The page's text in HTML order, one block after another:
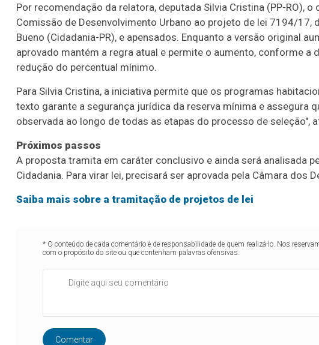
Por recomendação da relatora, deputada Silvia Cristina (PP-RO), o
Comissão de Desenvolvimento Urbano ao projeto de lei 7194/17,
Bueno (Cidadania-PR), e apensados. Enquanto a versão original
aprovado mantém a regra atual e permite o aumento, conforme a
redução do percentual mínimo.
Para Silvia Cristina, a iniciativa permite que os programas
texto garante a segurança jurídica da reserva mínima e assegura
observada ao longo de todas as etapas do processo de seleção",
Próximos passos
A proposta tramita em caráter conclusivo e ainda será analisada
Cidadania. Para virar lei, precisará ser aprovada pela Câmara dos
Saiba mais sobre a tramitação de projetos de lei
* O conteúdo de cada comentário é de responsabilidade de quem realizá-lo. Nos
com o propósito do site ou que contenham palavras ofensivas.
Comentar